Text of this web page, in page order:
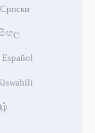
Српски
Español